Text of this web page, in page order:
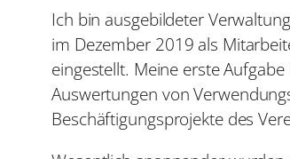
Ich bin ausgebildeter
im Dezember 2019 als
eingestellt. Meine erste
Auswertungen von
Beschäftigungsprojekte des